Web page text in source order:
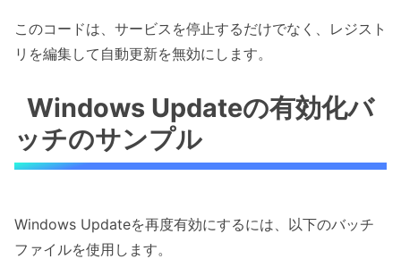
このコードは、サービスを停止するだけでなく、レジスト
リを編集して自動更新を無効にします。
Windows Updateの有効化バ
ッチのサンプル
Windows Updateを再度有効にするには、以下のバッチ
ファイルを使用します。